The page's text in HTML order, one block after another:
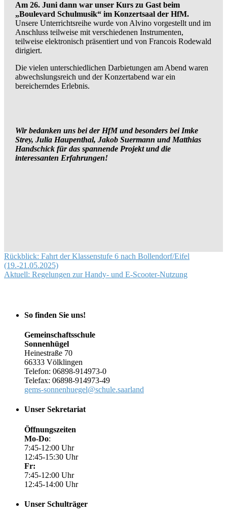
Am 26. Juni dann war unser Kurs zu Gast beim
„Boulevard Schulmusik“ im Konzertsaal der HfM.
Unsere Unterrichtsreihe wurde von Alvino vorgestellt und im
Anschluss teilweise mit verschiedenen Instrumenten,
teilweise elektronisch präsentiert und von Francois Rodewald
dirigiert.
Die vielen unterschiedlichen Darbietungen am Abend waren
abwechslungsreich und der Konzertabend war ein
bereicherndes Erlebnis.
Wir bedanken uns bei der HfM und besonders bei Imke
Strey, Julia Haupenthal, Jakob Suermann und Matthias
Handschick für das spannende Projekt und die
interessanten Erfahrungen!
Beitragsnavigation
Rückblick: Fahrt der Klassenstufe 6 nach Bollendorf/Eifel
(19.-21.05.2025)
Aktuell: Regelungen zur Handy- und E-Scooter-Nutzung
So finden Sie uns!
Gemeinschaftsschule
Sonnenhügel
Heinestraße 70
66333 Völklingen
Telefon: 06898-914973-0
Telefax: 06898-914973-49
gems-sonnenhuegel@schule.saarland
Unser Sekretariat
Öffnungszeiten
Mo-Do:
7:45-12:00 Uhr
12:45-15:30 Uhr
Fr:
7:45-12:00 Uhr
12:45-14:00 Uhr
Unser Schulträger